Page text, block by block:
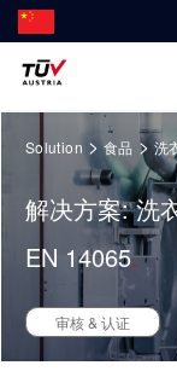
zum
登录tami
职位
解决方案
解决
审核
检测
培训
指导
领域
运
银
能源
网络安全
研
开
关
健
Solution >食品 >洗
解决方案: 洗
EN 14065
审核 & 认证